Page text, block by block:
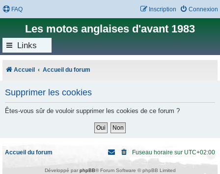
FAQ Connexion
Inscription
Les motos anglaises d'avant 1983
Links
Accueil Accueil du forum
Supprimer les cookies
Êtes-vous sûr de vouloir supprimer les cookies de ce forum ?
Accueil du forum Fuseau horaire sur UTC+02:00
Développé par phpBB® Forum Software © phpBB Limited